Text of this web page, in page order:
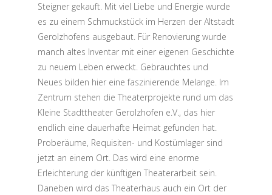
Steigner gekauft. Mit viel Liebe und Energie wurde
es zu einem Schmuckstück im Herzen der Altstadt
Gerolzhofens ausgebaut. Für Renovierung wurde
manch altes Inventar mit einer eigenen Geschichte
zu neuem Leben erweckt. Gebrauchtes und
Neues bilden hier eine faszinierende Melange. Im
Zentrum stehen die Theaterprojekte rund um das
Kleine Stadttheater Gerolzhofen e.V., das hier
endlich eine dauerhafte Heimat gefunden hat.
Proberäume, Requisiten- und Kostümlager sind
jetzt an einem Ort. Das wird eine enorme
Erleichterung der künftigen Theaterarbeit sein.
Daneben wird das Theaterhaus auch ein Ort der